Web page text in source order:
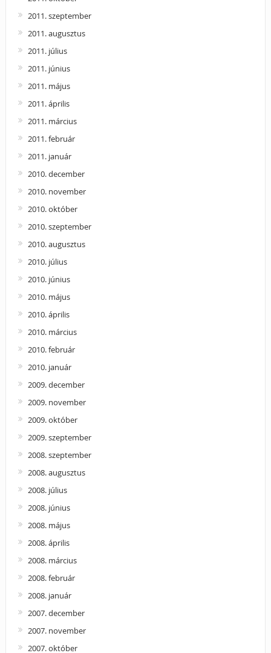
2011. szeptember
2011. augusztus
2011. július
2011. június
2011. május
2011. április
2011. március
2011. február
2011. január
2010. december
2010. november
2010. október
2010. szeptember
2010. augusztus
2010. július
2010. június
2010. május
2010. április
2010. március
2010. február
2010. január
2009. december
2009. november
2009. október
2009. szeptember
2008. szeptember
2008. augusztus
2008. július
2008. június
2008. május
2008. április
2008. március
2008. február
2008. január
2007. december
2007. november
2007. október